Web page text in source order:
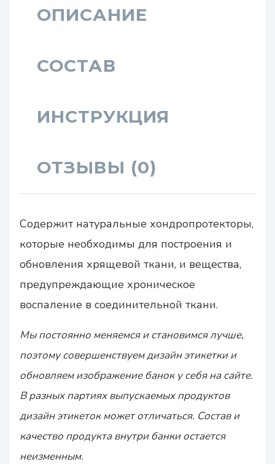
ОПИСАНИЕ
СОСТАВ
ИНСТРУКЦИЯ
ОТЗЫВЫ (0)
Содержит натуральные хондропротекторы,
которые необходимы для построения и
обновления хрящевой ткани, и вещества,
предупреждающие хроническое
воспаление в соединительной ткани.
Мы постоянно меняемся и становимся лучше,
поэтому совершенствуем дизайн этикетки и
обновляем изображение банок у себя на сайте.
В разных партиях выпускаемых продуктов
дизайн этикеток может отличаться. Состав и
качество продукта внутри банки остается
неизменным.